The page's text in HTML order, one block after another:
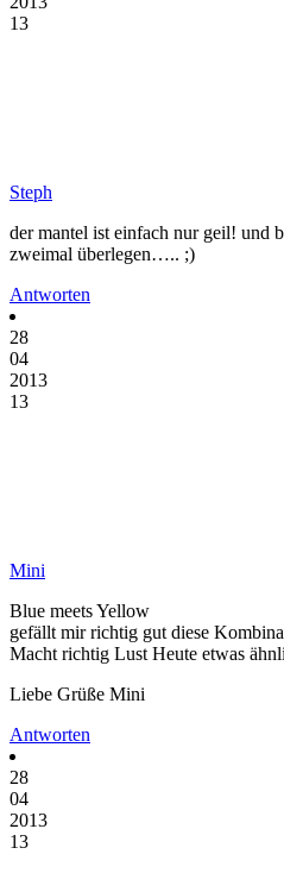
13
Steph
der mantel ist einfach nur geil! und
zweimal überlegen….. ;)
Antworten
28
04
2013
13
Mini
Blue meets Yellow
gefällt mir richtig gut diese
Macht richtig Lust Heute etwas
Liebe Grüße Mini
Antworten
28
04
2013
13